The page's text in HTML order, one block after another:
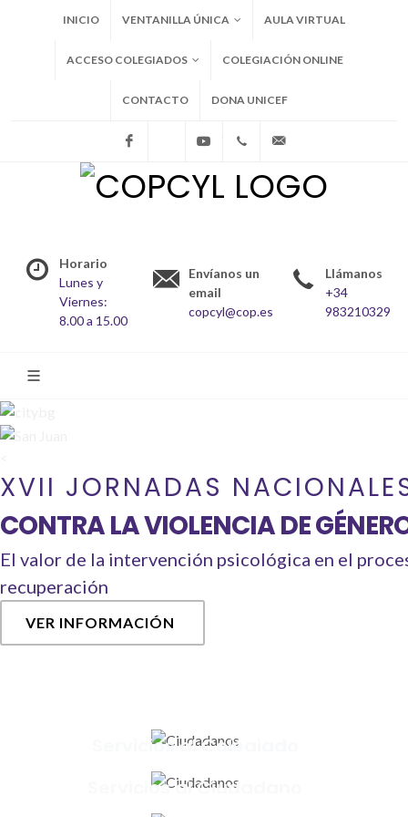
INICIO VENTANILLA ÚNICA AULA VIRTUAL
ACCESO COLEGIADOS COLEGIACIÓN ONLINE
CONTACTO DONA UNICEF
Facebook Youtube +34983210329
Horario
Lunes y
Viernes:
8.00 a 15.00
Envíanos un
email
copcyl@cop.es
Llámanos
+34
983210329
XVII JORNADAS
CONTRA LA VIOLENCIA DE
El valor de la intervención psicológica en el
recuperación
VER INFORMACIÓN
Servicios al Colegiado
Servicios al Ciudadano